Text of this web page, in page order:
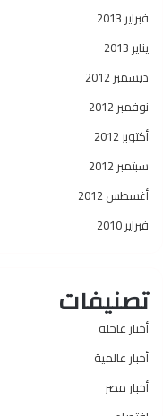
فبراير 2013
يناير 2013
ديسمبر 2012
نوفمبر 2012
أكتوبر 2012
سبتمبر 2012
أغسطس 2012
فبراير 2010
تصنيفات
أخبار عاجلة
أخبار عالمية
أخبار مصر